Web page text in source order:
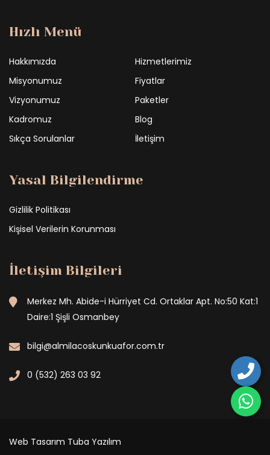
Hızlı Menü
Hakkımızda
Hizmetlerimiz
Misyonumuz
Fiyatlar
Vizyonumuz
Paketler
Kadromuz
Blog
Sıkça Sorulanlar
İletişim
Yasal Bilgilendirme
Gizlilik Politikası
Kişisel Verilerin Korunması
İletişim Bilgileri
Merkez Mh. Abide-i Hürriyet Cd. Ortaklar Apt. No:50 Kat:1
Daire:1 Şişli Osmanbey
bilgi@almilacoskunkuafor.com.tr
0 (532) 263 03 92
Web Tasarım Tuba Yazılım